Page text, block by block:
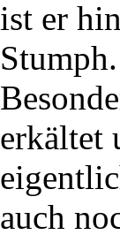
ist er
Stumph.
erkältet
auch